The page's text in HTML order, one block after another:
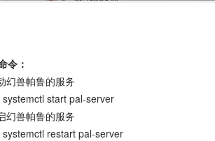
令：
幻兽帕鲁的服务
systemctl start pal-server
幻兽帕鲁的服务
systemctl restart pal-server